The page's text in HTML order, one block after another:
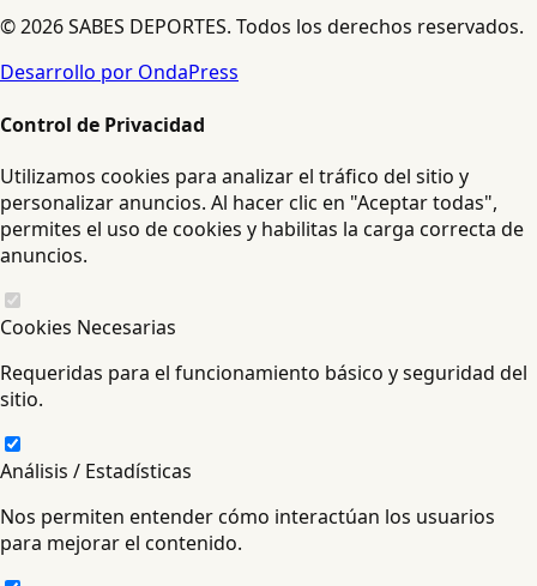
© 2026 SABES DEPORTES. Todos los derechos reservados.
Desarrollo por OndaPress
Control de Privacidad
Utilizamos cookies para analizar el tráfico del sitio y
personalizar anuncios. Al hacer clic en "Aceptar todas",
permites el uso de cookies y habilitas la carga correcta de
anuncios.
Cookies Necesarias
Requeridas para el funcionamiento básico y seguridad del
sitio.
Análisis / Estadísticas
Nos permiten entender cómo interactúan los usuarios
para mejorar el contenido.